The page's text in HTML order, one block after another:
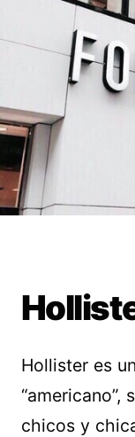
Hollister es
“americano”,
chicos y